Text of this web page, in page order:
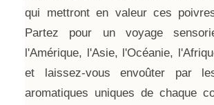
qui mettront en valeur ces
Partez pour un voyage
l'Amérique, l'Asie, l'Océanie,
et laissez-vous envoûter par
aromatiques uniques de chaque